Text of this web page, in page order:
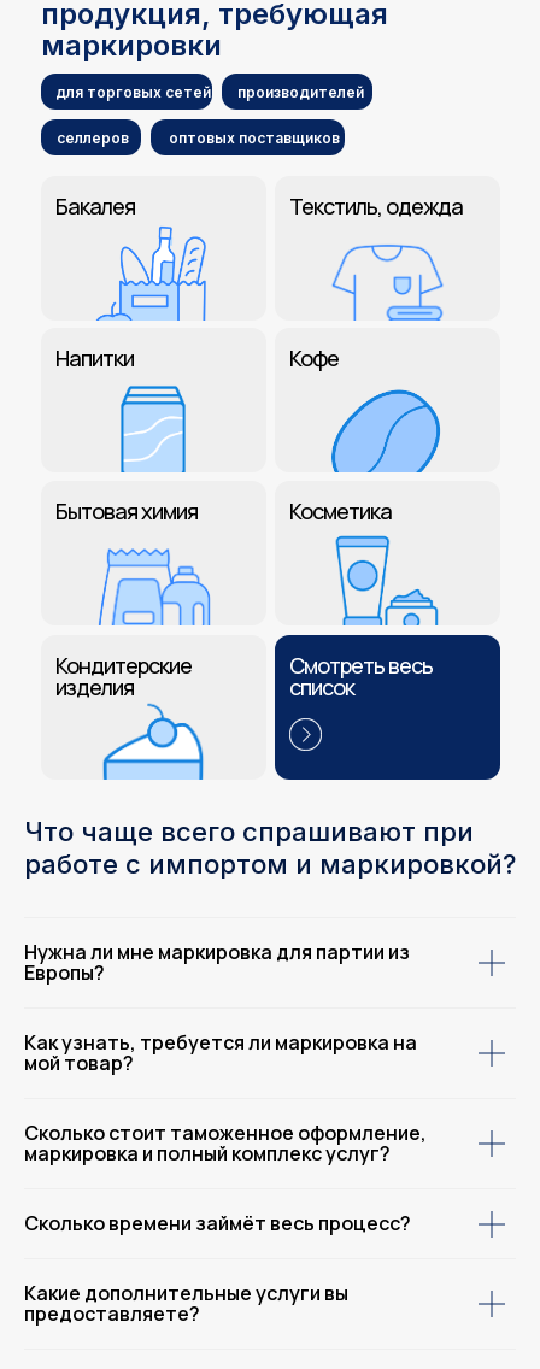
продукция, требующая
маркировки
Косметика
Напитки Кофе
Бакалея Текстиль, одежда
Бытовая химия
Кондитерские
изделия
Смотреть весь
список
для торговых сетей производителей
селлеров оптовых поставщиков
Что чаще всего спрашивают при
работе с импортом и маркировкой?
Нужна ли мне маркировка для партии из
Европы?
Как узнать, требуется ли маркировка на
мой товар?
Сколько стоит таможенное оформление,
маркировка и полный комплекс услуг?
Сколько времени займёт весь процесс?
Какие дополнительные услуги вы
предоставляете?